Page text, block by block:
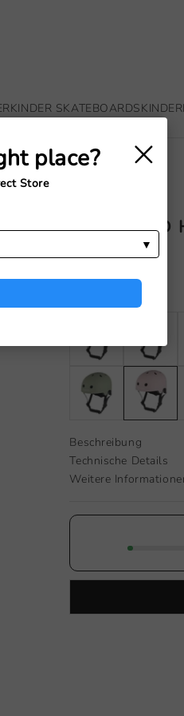
KINDER SKATEBOARDS
leer
BANWOOD
CM)
Beschreibung
Technische Details
Weitere
×
place?
Store